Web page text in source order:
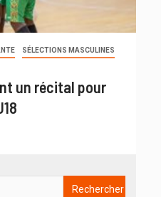
SÉLECTIONS MASCULINES
un récital pour